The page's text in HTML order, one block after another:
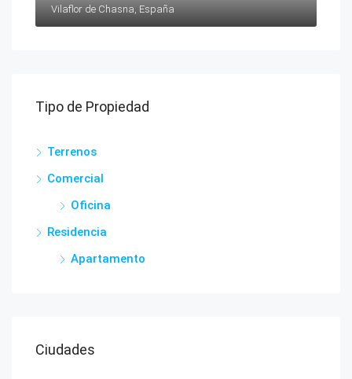
Vilaflor de Chasna, España
Tipo de Propiedad
Terrenos
Comercial
Oficina
Residencia
Apartamento
Ciudades